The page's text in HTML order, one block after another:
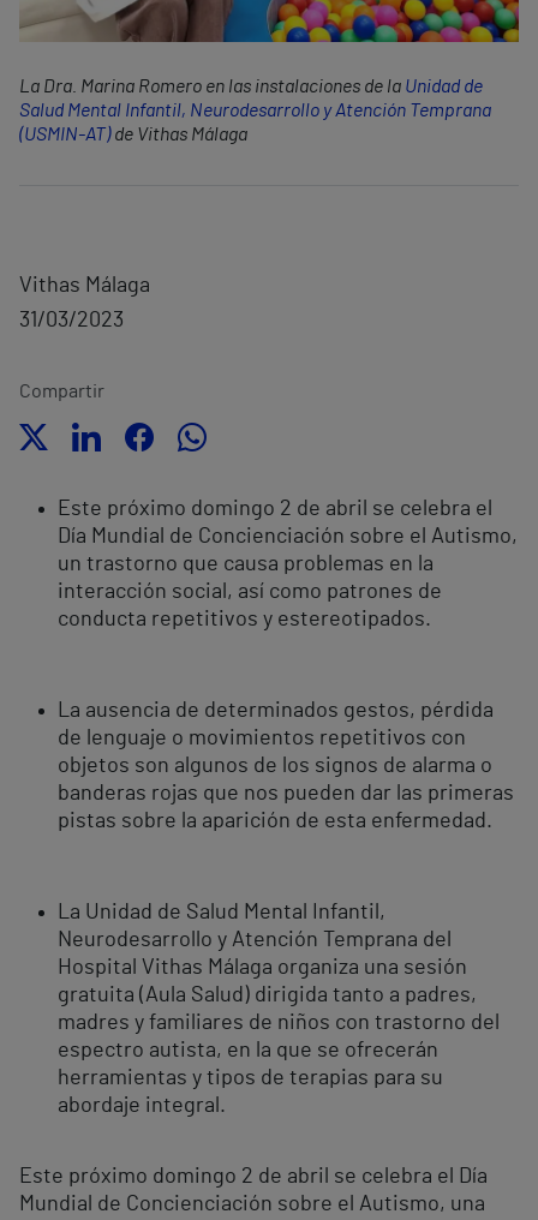
La Dra. Marina Romero en las instalaciones de la Unidad de
Salud Mental Infantil, Neurodesarrollo y Atención Temprana
(USMIN-AT)de Vithas Málaga
Vithas Málaga
31/03/2023
Compartir
Este próximo domingo 2 de abril se celebra el
Día Mundial de Concienciación sobre el Autismo,
un trastorno que causa problemas en la
interacción social, así como patrones de
conducta repetitivos y estereotipados.
La ausencia de determinados gestos, pérdida
de lenguaje o movimientos repetitivos con
objetos son algunos de los signos de alarma o
banderas rojas que nos pueden dar las primeras
pistas sobre la aparición de esta enfermedad.
La Unidad de Salud Mental Infantil,
Neurodesarrollo y Atención Temprana del
Hospital Vithas Málaga organiza una sesión
gratuita (Aula Salud) dirigida tanto a padres,
madres y familiares de niños con trastorno del
espectro autista, en la que se ofrecerán
herramientas y tipos de terapias para su
abordaje integral.
Este próximo domingo 2 de abril se celebra el Día
Mundial de Concienciación sobre el Autismo, una